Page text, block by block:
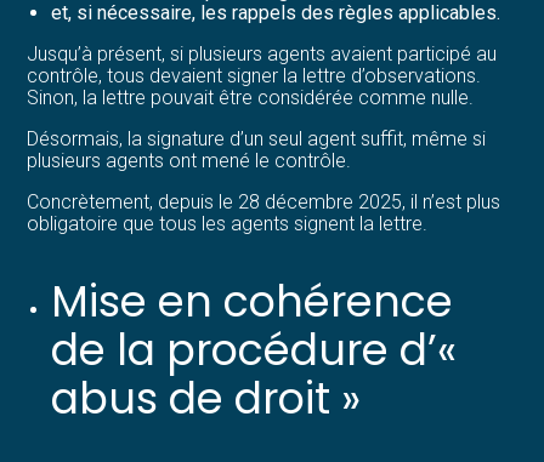
et, si nécessaire, les rappels des règles applicables.
Jusqu’à présent, si plusieurs agents avaient participé au
contrôle, tous devaient signer la lettre d’observations.
Sinon, la lettre pouvait être considérée comme nulle.
Désormais, la signature d’un seul agent suffit, même si
plusieurs agents ont mené le contrôle.
Concrètement, depuis le 28 décembre 2025, il n’est plus
obligatoire que tous les agents signent la lettre.
Mise en cohérence
de la procédure d’«
abus de droit »